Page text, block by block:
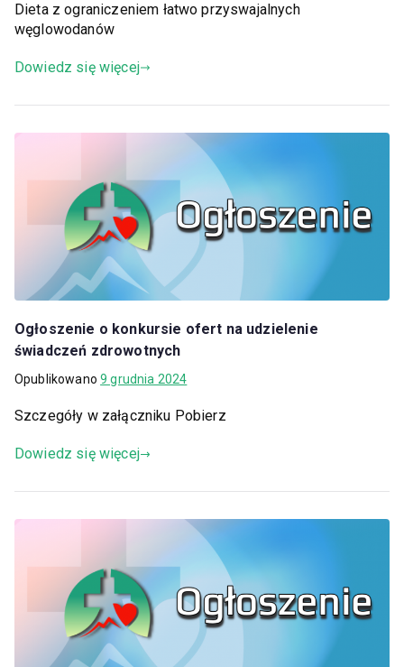
Dieta z ograniczeniem łatwo przyswajalnych
węglowodanów
Dowiedz się więcej
Ogłoszenie o konkursie ofert na udzielenie
świadczeń zdrowotnych
Opublikowano9 grudnia 2024
Szczegóły w załączniku Pobierz
Dowiedz się więcej